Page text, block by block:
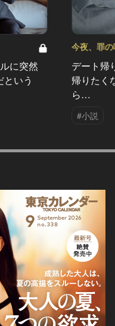
に突然
いう
今夜、罪
デート帰
帰りたく
ら…
#小説